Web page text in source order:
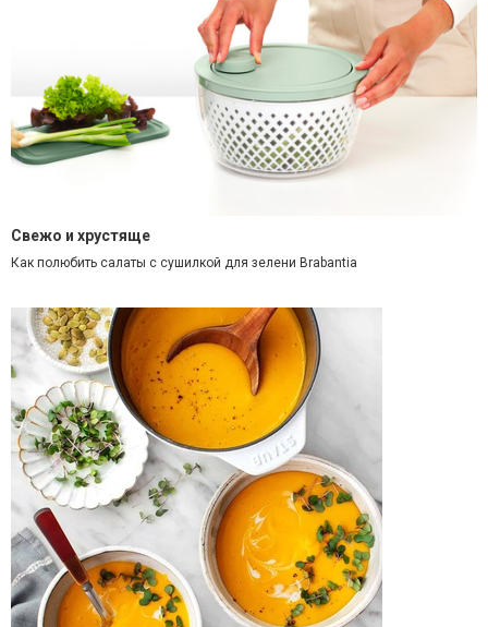
Свежо и хрустяще
Как полюбить салаты с сушилкой для зелени Brabantia